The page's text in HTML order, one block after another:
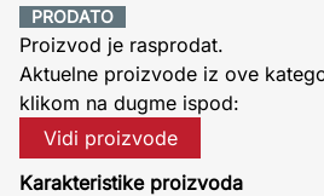
PRODATO
Proizvod je rasprodat.
Aktuelne proizvode iz ove
klikom na dugme ispod:
Vidi proizvode
Karakteristike proizvoda